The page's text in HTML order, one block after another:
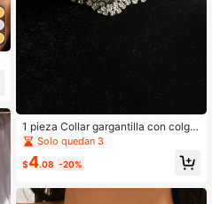
1 pieza Collar gargantilla con colga
nte ovalado de strass exquisito, de
moda y versátil, adecuado para ban
quetes, cenas y fiestas
Solo quedan 3
$4.08 -20%